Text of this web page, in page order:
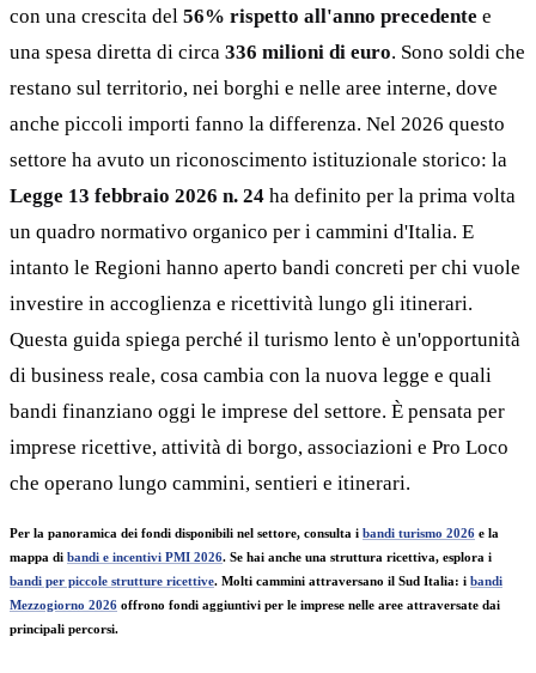
con una crescita del 56% rispetto all'anno precedente e
una spesa diretta di circa 336 milioni di euro. Sono soldi che
restano sul territorio, nei borghi e nelle aree interne, dove
anche piccoli importi fanno la differenza. Nel 2026 questo
settore ha avuto un riconoscimento istituzionale storico: la
Legge 13 febbraio 2026 n. 24 ha definito per la prima volta
un quadro normativo organico per i cammini d'Italia. E
intanto le Regioni hanno aperto bandi concreti per chi vuole
investire in accoglienza e ricettività lungo gli itinerari.
Questa guida spiega perché il turismo lento è un'opportunità
di business reale, cosa cambia con la nuova legge e quali
bandi finanziano oggi le imprese del settore. È pensata per
imprese ricettive, attività di borgo, associazioni e Pro Loco
che operano lungo cammini, sentieri e itinerari.
Per la panoramica dei fondi disponibili nel settore, consulta i bandi turismo 2026 e la
mappa di bandi e incentivi PMI 2026. Se hai anche una struttura ricettiva, esplora i
bandi per piccole strutture ricettive. Molti cammini attraversano il Sud Italia: i bandi
Mezzogiorno 2026 offrono fondi aggiuntivi per le imprese nelle aree attraversate dai
principali percorsi.